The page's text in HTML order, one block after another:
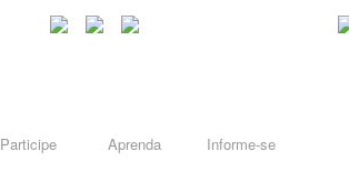
Participe Aprenda Informe-se